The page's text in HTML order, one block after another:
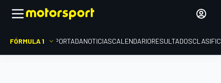
FÓRMULA 1 PORTADANOTICIASCALENDARIORESULTADOS